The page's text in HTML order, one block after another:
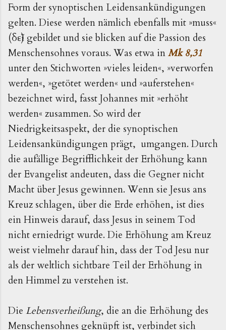
Form der synoptischen Leidensankündigungen
gelten. Diese werden nämlich ebenfalls mit »muss«
(δεῖ) gebildet und sie blicken auf die Passion des
Menschensohnes voraus. Was etwa inMk 8,31
unter den Stichworten »vieles leiden«, »verworfen
werden«, »getötet werden« und »auferstehen«
bezeichnet wird, fasst Johannes mit »erhöht
werden« zusammen. So wird der
Niedrigkeitsaspekt, der die synoptischen
Leidensankündigungen prägt, umgangen. Durch
die aufällige Begrifflichkeit der Erhöhung kann
der Evangelist andeuten, dass die Gegner nicht
Macht über Jesus gewinnen. Wenn sie Jesus ans
Kreuz schlagen, über die Erde erhöhen, ist dies
ein Hinweis darauf, dass Jesus in seinem Tod
nicht erniedrigt wurde. Die Erhöhung am Kreuz
weist vielmehr darauf hin, dass der Tod Jesu nur
als der weltlich sichtbare Teil der Erhöhung in
den Himmel zu verstehen ist.
Die Lebensverheißung, die an die Erhöhung des
Menschensohnes geknüpft ist, verbindet sich